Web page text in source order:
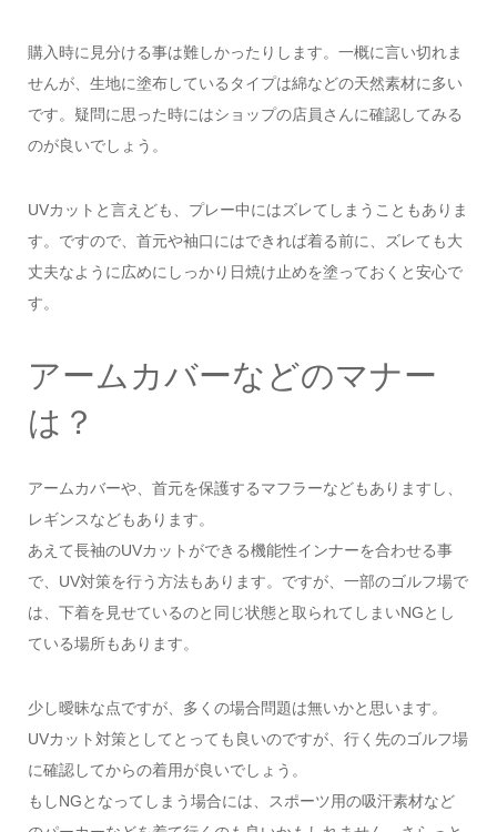
購入時に見分ける事は難しかったりします。一概に言い切れま
せんが、生地に塗布しているタイプは綿などの天然素材に多い
です。疑問に思った時にはショップの店員さんに確認してみる
のが良いでしょう。
UVカットと言えども、プレー中にはズレてしまうこともありま
す。ですので、首元や袖口にはできれば着る前に、ズレても大
丈夫なように広めにしっかり日焼け止めを塗っておくと安心で
す。
アームカバーなどのマナー
は？
アームカバーや、首元を保護するマフラーなどもありますし、
レギンスなどもあります。
あえて長袖のUVカットができる機能性インナーを合わせる事
で、UV対策を行う方法もあります。ですが、一部のゴルフ場で
は、下着を見せているのと同じ状態と取られてしまいNGとし
ている場所もあります。
少し曖昧な点ですが、多くの場合問題は無いかと思います。
UVカット対策としてとっても良いのですが、行く先のゴルフ場
に確認してからの着用が良いでしょう。
もしNGとなってしまう場合には、スポーツ用の吸汗素材など